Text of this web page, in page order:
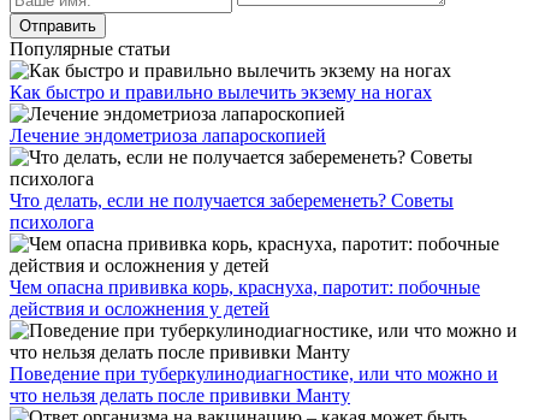
Популярные статьи
Как быстро и правильно вылечить экзему на ногах
Лечение эндометриоза лапароскопией
Что делать, если не получается забеременеть? Советы
психолога
Чем опасна прививка корь, краснуха, паротит: побочные
действия и осложнения у детей
Поведение при туберкулинодиагностике, или что можно и
что нельзя делать после прививки Манту